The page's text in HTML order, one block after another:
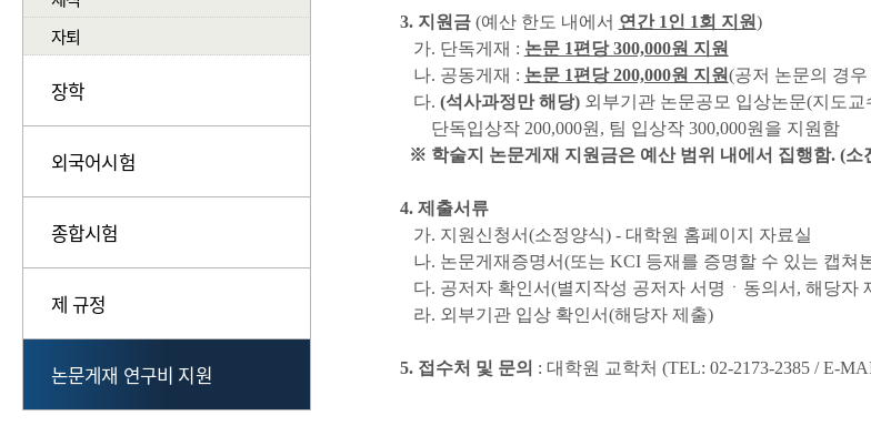
자퇴
장학
외국어시험
종합시험
제 규정
논문게재 연구비 지원
3. 지원금(예산 한도 내에서 연간 1인 1회 지원)
가. 단독게재 : 논문 1편당 300,000원 지원
나. 공동게재 : 논문 1편당 200,000원 지원(공저 논문의 경
다. (석사과정만 해당) 외부기관 논문공모 입상논문(지도
단독입상작 200,000원, 팀 입상작 300,000원을 지원함
※ 학술지 논문게재 지원금은 예산 범위 내에서 집행함. (소
4. 제출서류
가. 지원신청서(소정양식) - 대학원 홈페이지 자료실
나. 논문게재증명서(또는 KCI 등재를 증명할 수 있는 캡쳐
다. 공저자 확인서(별지작성 공저자 서명ㆍ동의서, 해당자
라. 외부기관 입상 확인서(해당자 제출)
5. 접수처 및 문의 : 대학원 교학처 (TEL: 02-2173-2385 / E-